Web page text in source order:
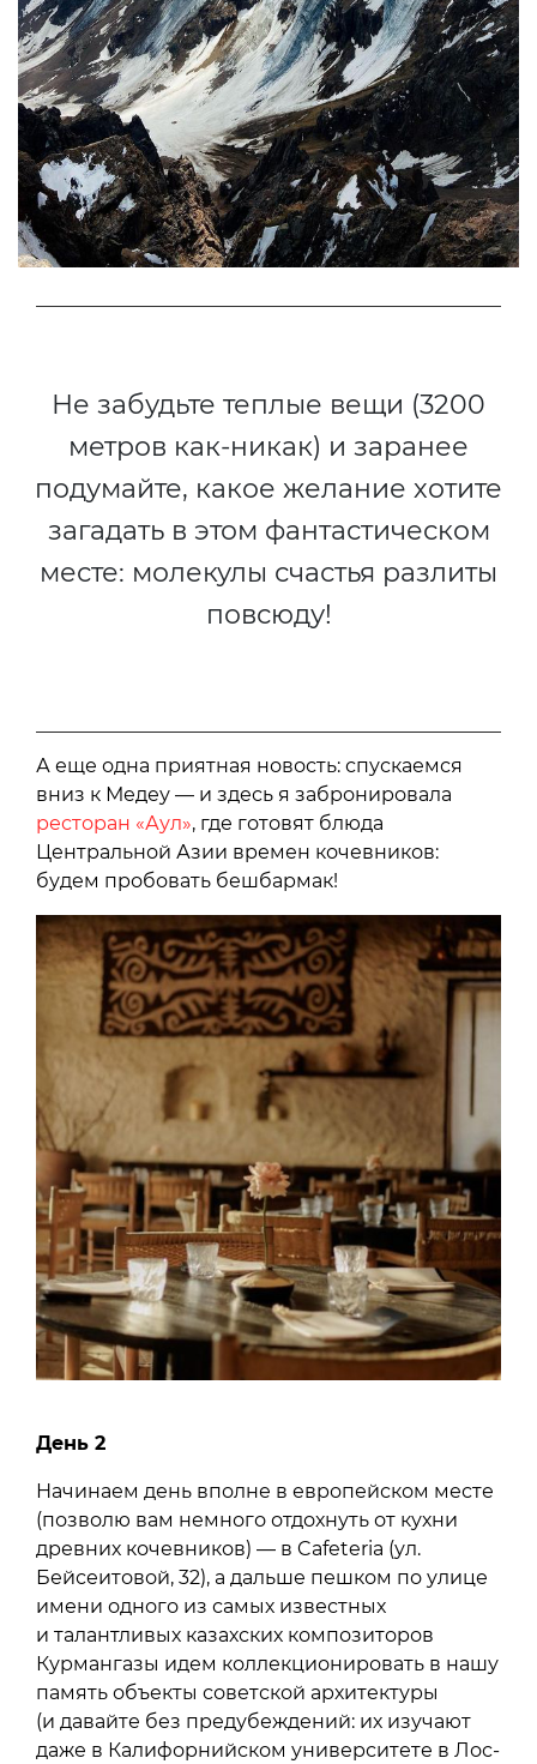
Не забудьте теплые вещи (3200
метров как-никак) и заранее
подумайте, какое желание хотите
загадать в этом фантастическом
месте: молекулы счастья разлиты
повсюду!
А еще одна приятная новость: спускаемся
вниз к Медеу — и здесь я забронировала
ресторан «Аул», где готовят блюда
Центральной Азии времен кочевников:
будем пробовать бешбармак!
День 2
Начинаем день вполне в европейском месте
(позволю вам немного отдохнуть от кухни
древних кочевников) — в Cafeteria (ул.
Бейсеитовой, 32), а дальше пешком по улице
имени одного из самых известных
и талантливых казахских композиторов
Курмангазы идем коллекционировать в нашу
память объекты советской архитектуры
(и давайте без предубеждений: их изучают
даже в Калифорнийском университете в Лос-